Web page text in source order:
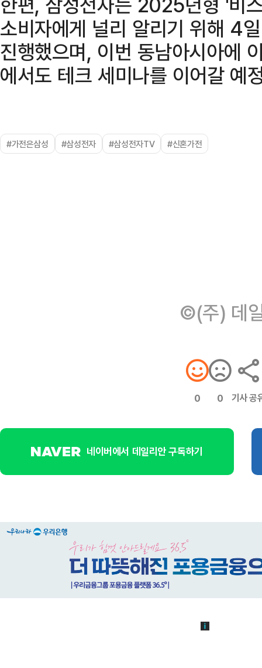
소비자에게 널리 알리기 위해 4
진행했으며, 이번 동남아시아에
에서도 테크 세미나를 이어갈 예
#가전은삼성 #삼성전자 #삼성전자TV #신혼가전
©(주) 데
0 0 기사 공
네이버에서 데일리안 구독하기